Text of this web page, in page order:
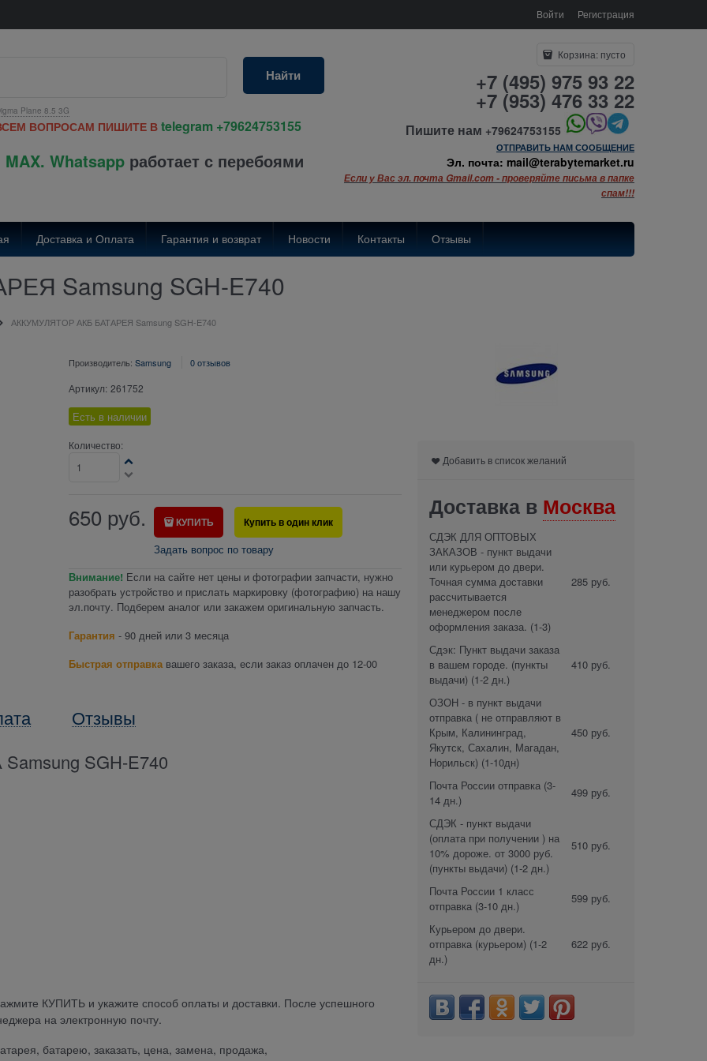
Войти Регистрация
Plane 8.5 3G
Найти
ВОПРОСАМ ПИШИТЕ В telegram +79624753155
Whatsapp работает с перебоями
Корзина: пусто
+7 (495) 975 93 22
+7 (953) 476 33 22
Пишите нам +79624753155
ОТПРАВИТЬ НАМ СООБЩЕНИЕ
Эл. почта: mail@terabytemarket.ru
Если у Вас эл. почта Gmail.com - проверяйте письма в папке
спам!!!
Доставка и Оплата Гарантия и возврат Новости Контакты Отзывы
Samsung SGH-E740
АККУМУЛЯТОР АКБ БАТАРЕЯ Samsung SGH-E740
Производитель: Samsung 0 отзывов
Артикул: 261752
Есть в наличии
Количество:
650 руб. КУПИТЬ Купить в один клик
Задать вопрос по товару
Внимание! Если на сайте нет цены и фотографии запчасти, нужно
разобрать устройство и прислать маркировку (фотографию) на нашу
эл.почту. Подберем аналог или закажем оригинальную запчасть.
Гарантия - 90 дней или 3 месяца
Быстрая отправкавашего заказа, если заказ оплачен до 12-00
Отзывы
SGH-E740
КУПИТЬ и укажите способ оплаты и доставки. После успешного
на электронную почту.
батарею, заказать, цена, замена, продажа,
Добавить в список желаний
Доставка в Москва
СДЭК ДЛЯ ОПТОВЫХ
ЗАКАЗОВ - пункт выдачи
или курьером до двери.
Точная сумма доставки
рассчитывается
менеджером после
оформления заказа. (1-3)
285 руб.
Сдэк: Пункт выдачи заказа
в вашем городе. (пункты
выдачи) (1-2 дн.)
410 руб.
ОЗОН - в пункт выдачи
отправка ( не отправляют в
Крым, Калининград,
Якутск, Сахалин, Магадан,
Норильск) (1-10дн)
450 руб.
Почта России отправка (3-
14 дн.)
499 руб.
СДЭК - пункт выдачи
(оплата при получении ) на
10% дороже. от 3000 руб.
(пункты выдачи) (1-2 дн.)
510 руб.
Почта России 1 класс
отправка (3-10 дн.)
599 руб.
Курьером до двери.
отправка (курьером) (1-2
дн.)
622 руб.